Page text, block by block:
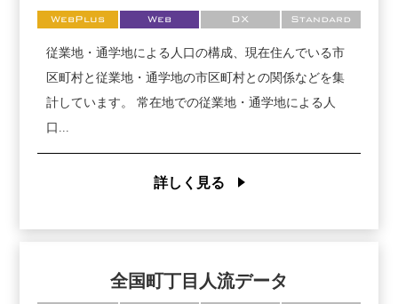
WebPlus Web DX Standard
従業地・通学地による人口の構成、現在住んでいる市
区町村と従業地・通学地の市区町村との関係などを集
計しています。 常在地での従業地・通学地による人
口...
詳しく見る
全国町丁目人流データ